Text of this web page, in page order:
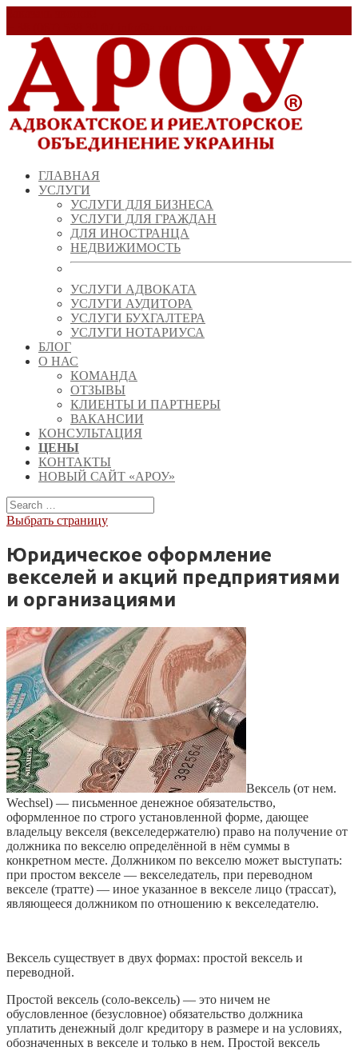
ГЛАВНАЯ
УСЛУГИ
УСЛУГИ ДЛЯ БИЗНЕСА
УСЛУГИ ДЛЯ ГРАЖДАН
ДЛЯ ИНОСТРАНЦА
НЕДВИЖИМОСТЬ
УСЛУГИ АДВОКАТА
УСЛУГИ АУДИТОРА
УСЛУГИ БУХГАЛТЕРА
УСЛУГИ НОТАРИУСА
БЛОГ
О НАС
КОМАНДА
ОТЗЫВЫ
КЛИЕНТЫ И ПАРТНЕРЫ
ВАКАНСИИ
КОНСУЛЬТАЦИЯ
ЦЕНЫ
КОНТАКТЫ
НОВЫЙ САЙТ «АРОУ»
Выбрать страницу
Юридическое оформление
векселей и акций предприятиями
и организациями
Вексель (от нем.
Wechsel) — письменное денежное обязательство,
оформленное по строго установленной форме, дающее
владельцу векселя (векселедержателю) право на получение от
должника по векселю определённой в нём суммы в
конкретном месте. Должником по векселю может выступать:
при простом векселе — векселедатель, при переводном
векселе (тратте) — иное указанное в векселе лицо (трассат),
являющееся должником по отношению к векселедателю.
Вексель существует в двух формах: простой вексель и
переводной.
Простой вексель (соло-вексель) — это ничем не
обусловленное (безусловное) обязательство должника
уплатить денежный долг кредитору в размере и на условиях,
обозначенных в векселе и только в нем. Простой вексель